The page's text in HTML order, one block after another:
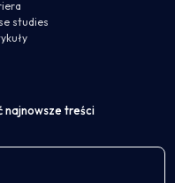
studies
najnowsze treści